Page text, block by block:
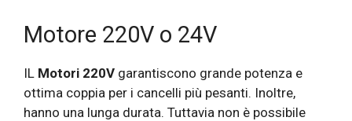
Motore 220V o 24V
IL Motori 220V garantiscono grande potenza e
ottima coppia per i cancelli più pesanti. Inoltre,
hanno una lunga durata. Tuttavia non è possibile